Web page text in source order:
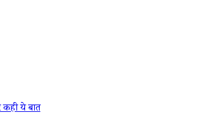
ये बात